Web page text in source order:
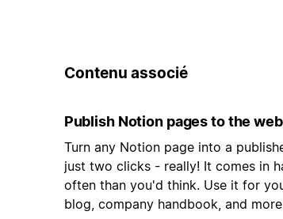
Contenu associé
Publish Notion pages to the web
Turn any Notion page into a
just two clicks - really! It comes in
often than you'd think. Use it for
blog, company handbook, and